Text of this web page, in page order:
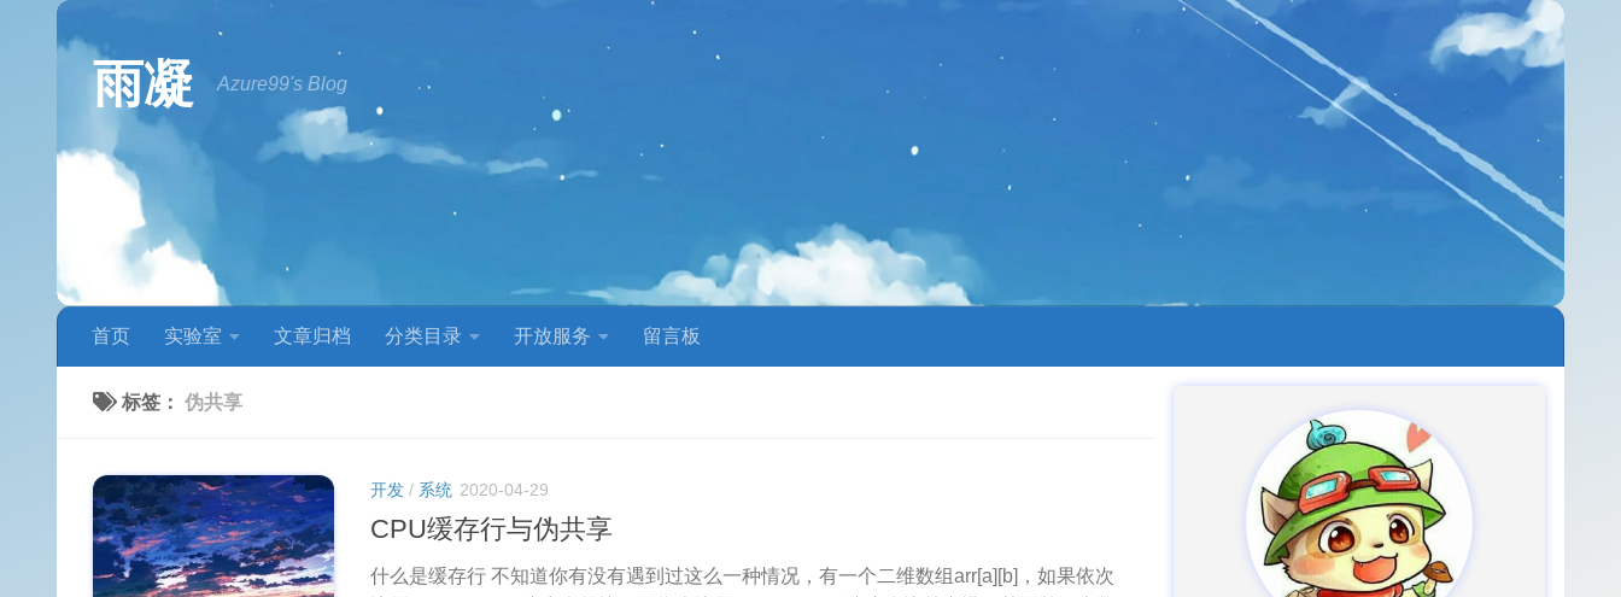
跳至内容
雨凝 Azure99's Blog
首页 实验室 文章归档 分类目录 开放服务 留言板
标签： 伪共享
开发 / 系统 2020-04-29
CPU缓存行与伪共享
什么是缓存行 不知道你有没有遇到过这么一种情况，有一个二维数组arr[a][b]，如果依次